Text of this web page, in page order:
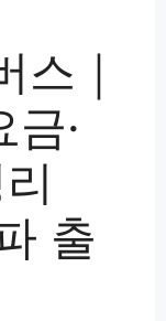
｜
금·
출